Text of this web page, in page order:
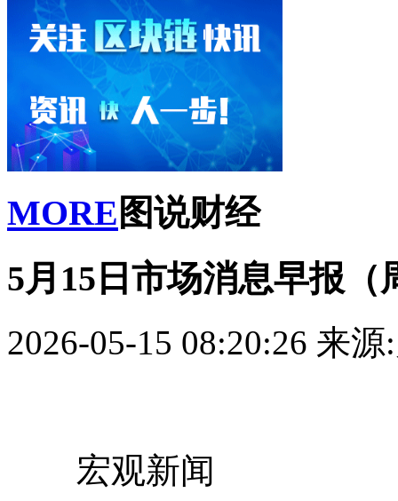
MORE 图说财经
5月15日市场消息早报（
2026-05-15 08:20:26 来源
宏观新闻